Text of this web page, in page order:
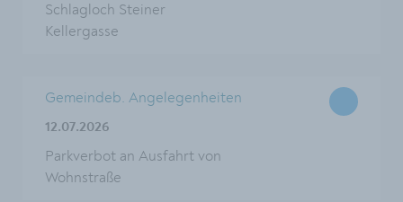
Schlagloch Steiner
Kellergasse
Gemeindeb. Angelegenheiten
12.07.2026
Parkverbot an Ausfahrt von
Wohnstraße